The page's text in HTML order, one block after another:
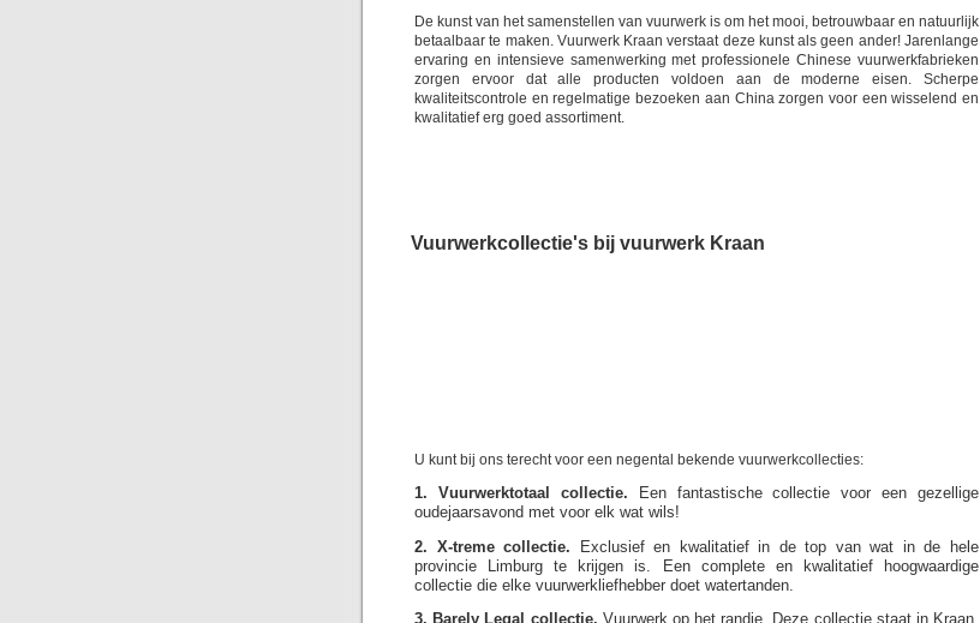
De kunst van het samenstellen van vuurwerk is om het mooi, betrouwbaar en natuurlijk
betaalbaar te maken. Vuurwerk Kraan verstaat deze kunst als geen ander! Jarenlange
ervaring en intensieve samenwerking met professionele Chinese vuurwerkfabrieken
zorgen ervoor dat alle producten voldoen aan de moderne eisen. Scherpe
kwaliteitscontrole en regelmatige bezoeken aan China zorgen voor een wisselend en
kwalitatief erg goed assortiment.
Vuurwerkcollectie's bij vuurwerk Kraan
U kunt bij ons terecht voor een negental bekende vuurwerkcollecties:
1. Vuurwerktotaal collectie. Een fantastische collectie voor een gezellige
oudejaarsavond met voor elk wat wils!
2. X-treme collectie. Exclusief en kwalitatief in de top van wat in de hele
provincie Limburg te krijgen is. Een complete en kwalitatief hoogwaardige
collectie die elke vuurwerkliefhebber doet watertanden.